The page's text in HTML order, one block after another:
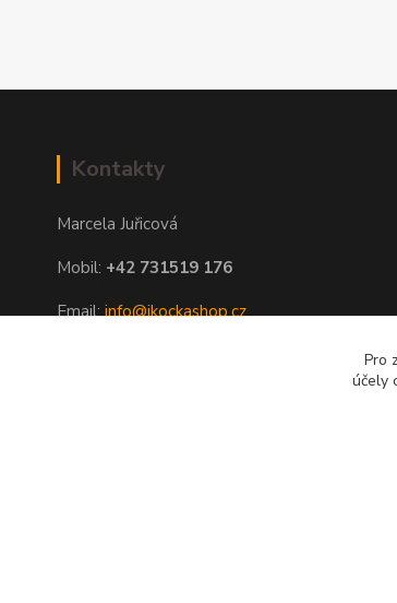
Kontakty
Marcela Juřicová
Mobil: +42 731519 176
Email:info@ikockashop.cz
Pro
účely